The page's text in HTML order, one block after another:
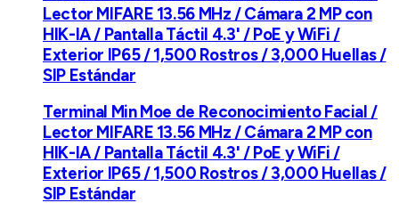
Lector MIFARE 13.56 MHz / Cámara 2 MP con
HIK-IA / Pantalla Táctil 4.3' / PoE y WiFi /
Exterior IP65 / 1,500 Rostros / 3,000 Huellas /
SIP Estándar
Terminal Min Moe de Reconocimiento Facial /
Lector MIFARE 13.56 MHz / Cámara 2 MP con
HIK-IA / Pantalla Táctil 4.3' / PoE y WiFi /
Exterior IP65 / 1,500 Rostros / 3,000 Huellas /
SIP Estándar